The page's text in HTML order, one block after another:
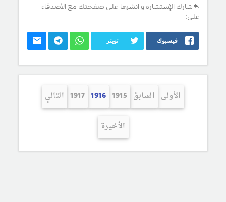
شارك الإستشارة و انشرها على صفحتك مع الأصدقاء
على:
فيسبوك تويتر
الأولى السابق 1915
1916
1917 التالي
الأخيرة